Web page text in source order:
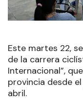
Este martes 22,
de la carrera
Internacional”,
provincia desde
abril.